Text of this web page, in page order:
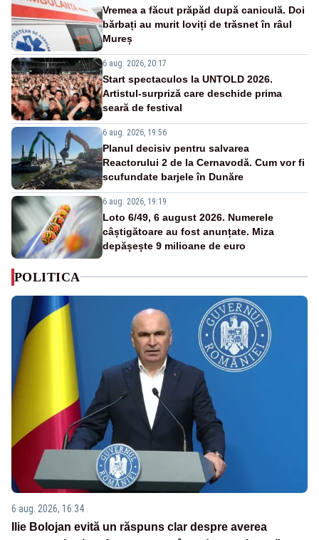
Vremea a făcut prăpăd după caniculă. Doi
bărbați au murit loviți de trăsnet în râul
Mureș
6 aug. 2026, 20:17
Start spectaculos la UNTOLD 2026.
Artistul-surpriză care deschide prima
seară de festival
6 aug. 2026, 19:56
Planul decisiv pentru salvarea
Reactorului 2 de la Cernavodă. Cum vor fi
scufundate barjele în Dunăre
6 aug. 2026, 19:19
Loto 6/49, 6 august 2026. Numerele
câștigătoare au fost anunțate. Miza
depășește 9 milioane de euro
POLITICA
6 aug. 2026, 16:34
Ilie Bolojan evită un răspuns clar despre averea